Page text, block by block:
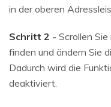
in der oberen
Schritt 2 - Scrollen
finden und ändern Sie
Dadurch wird die
deaktiviert.